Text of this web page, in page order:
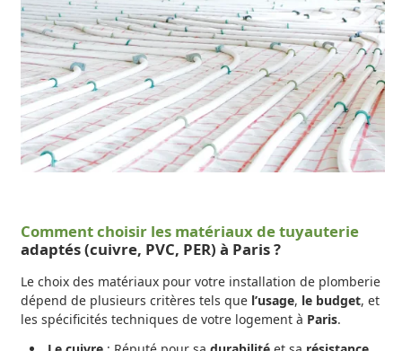
Comment choisir les matériaux de tuyauterie
adaptés (cuivre, PVC, PER) à Paris ?
Le choix des matériaux pour votre installation de plomberie
dépend de plusieurs critères tels que l’usage, le budget, et
les spécificités techniques de votre logement à Paris.